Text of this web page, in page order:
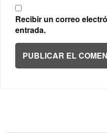
Recibir un correo
entrada.